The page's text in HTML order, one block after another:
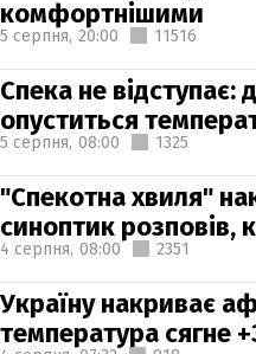
комфортнішими
5 серпня, 20:00 11516
Спека не відступає:
опуститься
5 серпня, 08:00 1325
"Спекотна хвиля"
синоптик розповів,
4 серпня, 08:00 2351
Україну накриває
температура сягне